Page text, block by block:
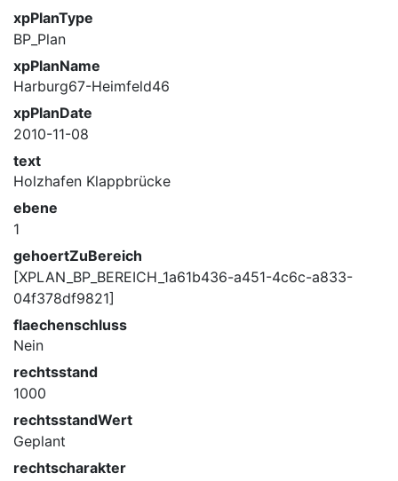
xpPlanType
BP_Plan
xpPlanName
Harburg67-Heimfeld46
xpPlanDate
2010-11-08
text
Holzhafen Klappbrücke
ebene
1
gehoertZuBereich
[XPLAN_BP_BEREICH_1a61b436-a451-4c6c-a833-
04f378df9821]
flaechenschluss
Nein
rechtsstand
1000
rechtsstandWert
Geplant
rechtscharakter